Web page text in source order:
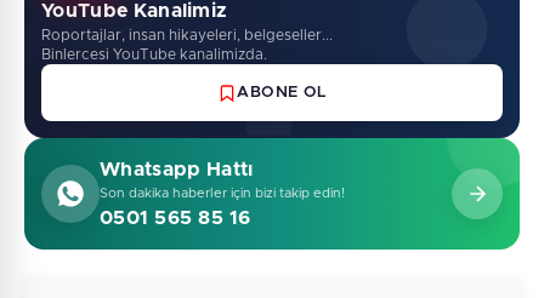
YouTube Kanalimiz
Roportajlar, insan hikayeleri, belgeseller...
Binlercesi YouTube kanalimizda.
ABONE OL
Whatsapp Hattı
Son dakika haberler için bizi takip edin!
0501 565 85 16